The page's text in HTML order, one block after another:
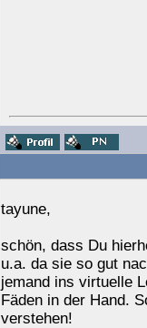
tayune,
schön, dass Du
u.a. da sie so gut
jemand ins virtuelle
Fäden in der Hand.
verstehen!